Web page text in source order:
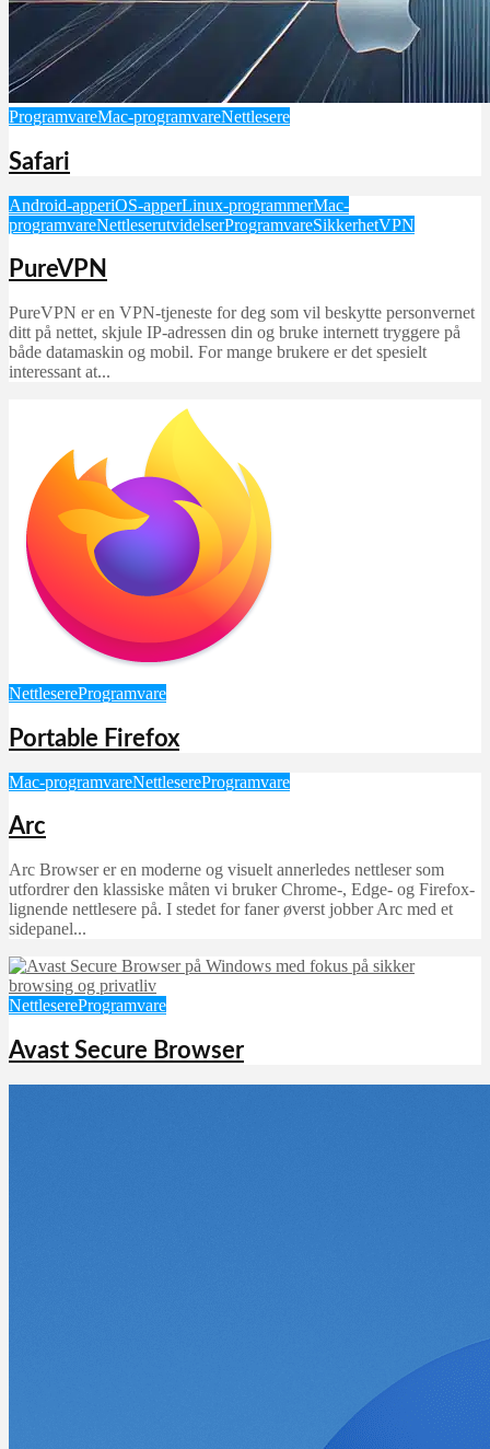
ProgramvareMac-programvareNettlesere
Safari
Android-apperiOS-apperLinux-programmerMac-
programvareNettleserutvidelserProgramvareSikkerhetVPN
PureVPN
PureVPN er en VPN-tjeneste for deg som vil beskytte personvernet
ditt på nettet, skjule IP-adressen din og bruke internett tryggere på
både datamaskin og mobil. For mange brukere er det spesielt
interessant at...
NettlesereProgramvare
Portable Firefox
Mac-programvareNettlesereProgramvare
Arc
Arc Browser er en moderne og visuelt annerledes nettleser som
utfordrer den klassiske måten vi bruker Chrome-, Edge- og Firefox-
lignende nettlesere på. I stedet for faner øverst jobber Arc med et
sidepanel...
NettlesereProgramvare
Avast Secure Browser